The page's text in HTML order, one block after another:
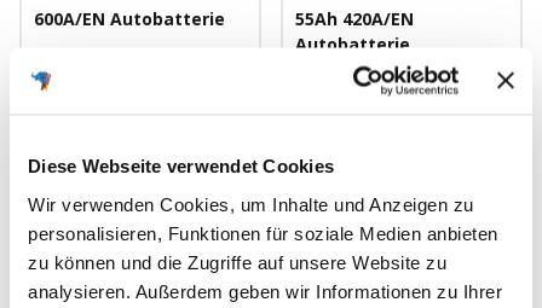
Diese Webseite verwendet Cookies
Wir verwenden Cookies, um Inhalte und Anzeigen zu
personalisieren, Funktionen für soziale Medien anbieten
zu können und die Zugriffe auf unsere Website zu
analysieren. Außerdem geben wir Informationen zu Ihrer
600A/EN Autobatterie
Angebotspreis
65,90€
246mm x 175mm x 190mm
Nassbatterie
12V 65Ah 600A/EN
55Ah 420A/EN
Autobatterie
Angebotspreis
249mm x 175mm x 175mm
Nassbatterie
12V 55Ah 420A/EN